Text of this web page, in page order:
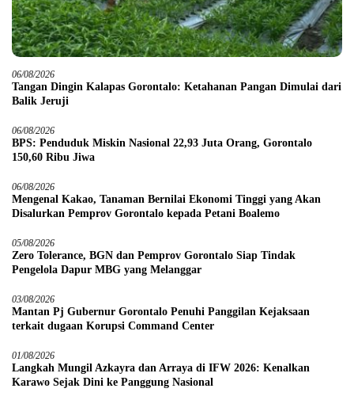
06/08/2026
Tangan Dingin Kalapas Gorontalo: Ketahanan Pangan Dimulai dari
Balik Jeruji
06/08/2026
BPS: Penduduk Miskin Nasional 22,93 Juta Orang, Gorontalo
150,60 Ribu Jiwa
06/08/2026
Mengenal Kakao, Tanaman Bernilai Ekonomi Tinggi yang Akan
Disalurkan Pemprov Gorontalo kepada Petani Boalemo
05/08/2026
Zero Tolerance, BGN dan Pemprov Gorontalo Siap Tindak
Pengelola Dapur MBG yang Melanggar
03/08/2026
Mantan Pj Gubernur Gorontalo Penuhi Panggilan Kejaksaan
terkait dugaan Korupsi Command Center
01/08/2026
Langkah Mungil Azkayra dan Arraya di IFW 2026: Kenalkan
Karawo Sejak Dini ke Panggung Nasional